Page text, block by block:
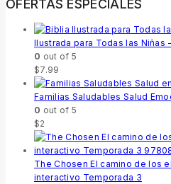
OFERTAS ESPECIALES
Ilustrada para Todas las Niñas
0 out of 5
$7.99
Familias Saludables Salud
0 out of 5
$2
The Chosen El camino de los
interactivo Temporada 3